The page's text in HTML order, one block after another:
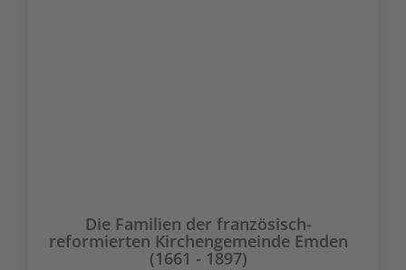
Die Familien der französisch-
reformierten Kirchengemeinde Emden
(1661 - 1897)